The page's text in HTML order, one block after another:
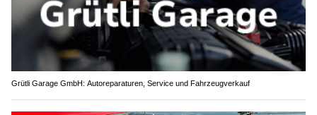
Grütli Garage GmbH: Autoreparaturen, Service und Fahrzeugverkauf